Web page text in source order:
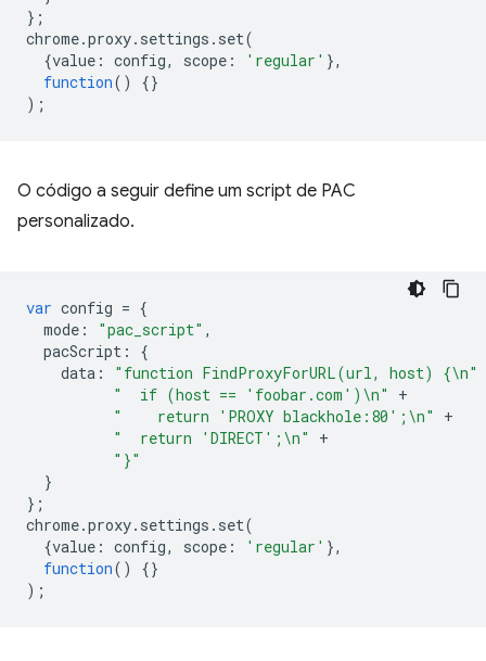
};
chrome.proxy. settings . set(
{value : config, scope : 'regular' },
function()
{}
);
O código a seguir define um script de PAC
personalizado.
var config = {
mode : "pac_script" ,
pacScript :
{
data :
"function FindProxyForURL(url, host) {\n"
"  if (host == 'foobar.com')\n"
+
"    return 'PROXY blackhole:80';\n"
+
"  return 'DIRECT';\n"
+
"}"
}
};
chrome.proxy. settings . set(
{value : config, scope : 'regular' },
function()
{}
);